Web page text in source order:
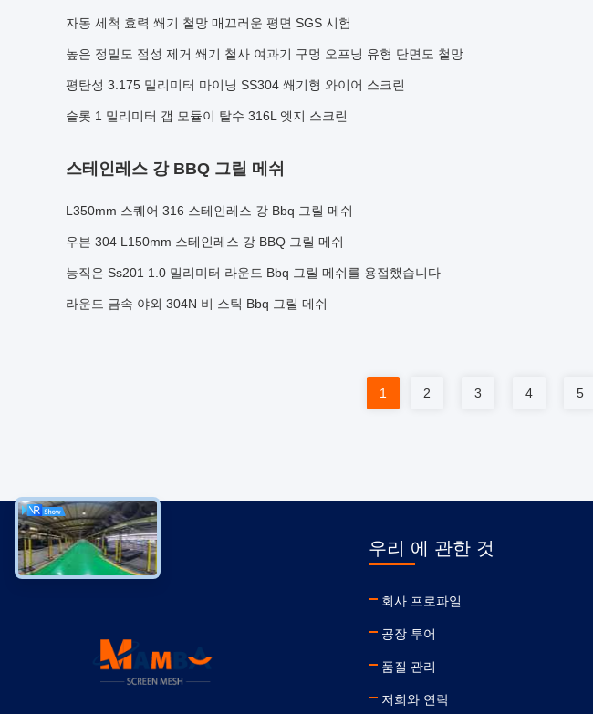
자동 세척 효력 쐐기 철망 매끄러운 평면 SGS 시험
높은 정밀도 점성 제거 쐐기 철사 여과기 구멍 오프닝 유형 단면도 철망
평탄성 3.175 밀리미터 마이닝 SS304 쐐기형 와이어 스크린
슬롯 1 밀리미터 갭 모듈이 탈수 316L 엣지 스크린
스테인레스 강 BBQ 그릴 메쉬
L350mm 스퀘어 316 스테인레스 강 Bbq 그릴 메쉬
우븐 304 L150mm 스테인레스 강 BBQ 그릴 메쉬
능직은 Ss201 1.0 밀리미터 라운드 Bbq 그릴 메쉬를 용접했습니다
라운드 금속 야외 304N 비 스틱 Bbq 그릴 메쉬
1 2 3 4 5
우리 에 관한 것
회사 프로파일
공장 투어
품질 관리
저희와 연락